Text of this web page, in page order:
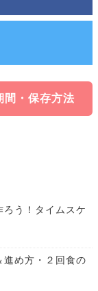
間・保存方法
う！タイムスケ
進め方・２回食の